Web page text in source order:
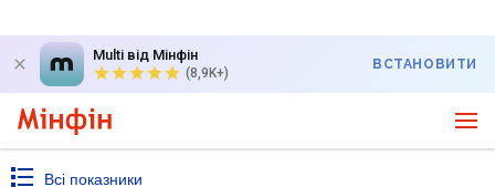
Multi від Мінфін
(8,9K+)
ВСТАНОВИТИ
Всі показники